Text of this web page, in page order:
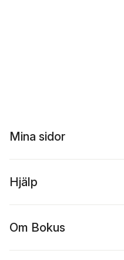
Mina sidor
Hjälp
Om Bokus